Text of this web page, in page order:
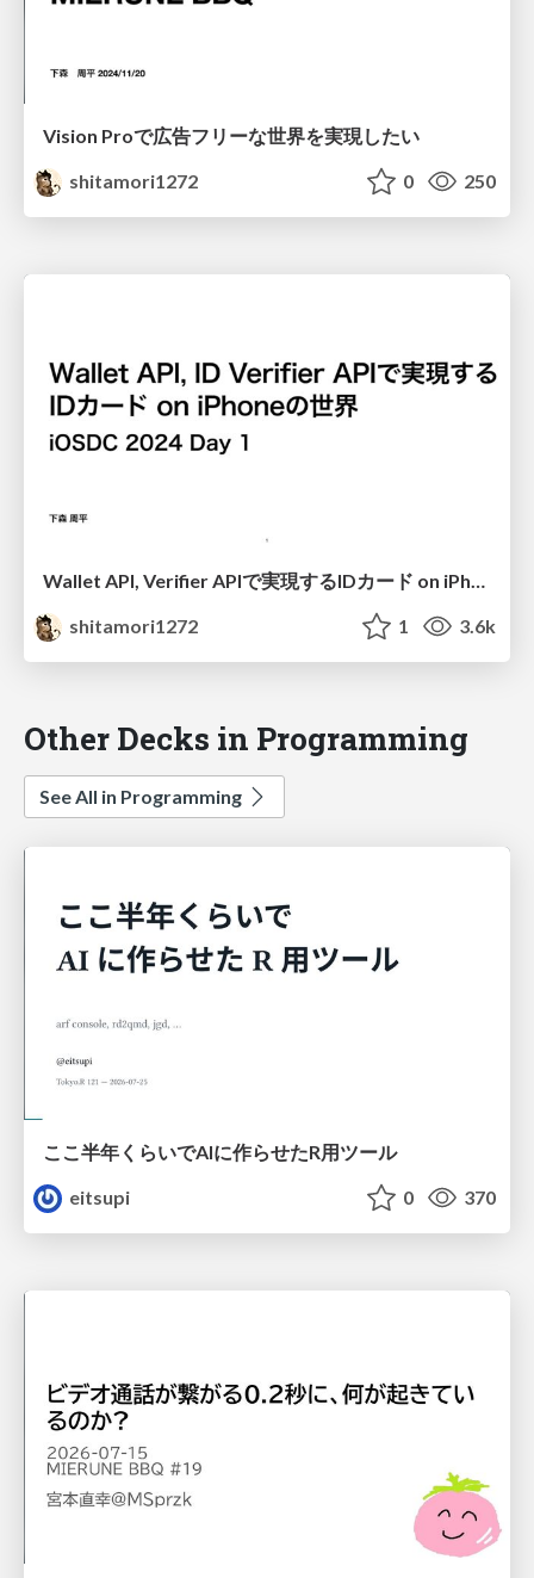
Vision Proで広告フリーな世界を実現したい
shitamori1272
0 250
shitamori1272
1 3.6k
Other Decks in Programming
See All in Programming
ここ半年くらいでAIに作らせたR用ツール
eitsupi
0 370